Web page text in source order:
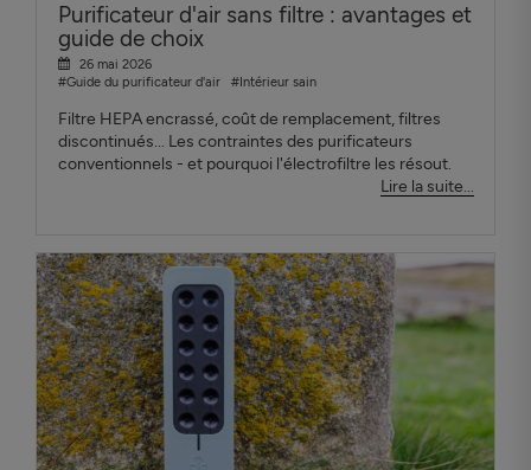
Purificateur d'air sans filtre : avantages et
guide de choix
26 mai 2026
#Guide du purificateur d'air
#Intérieur sain
Filtre HEPA encrassé, coût de remplacement, filtres
discontinués... Les contraintes des purificateurs
conventionnels - et pourquoi l'électrofiltre les résout.
Lire la suite...